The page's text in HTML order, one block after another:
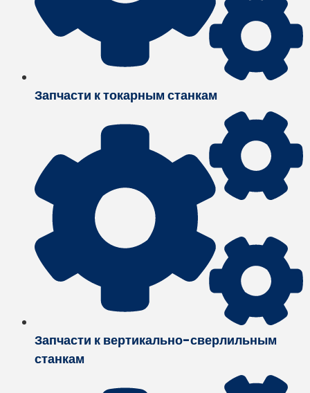
Запчасти к токарным станкам
Запчасти к вертикально-сверлильным
станкам